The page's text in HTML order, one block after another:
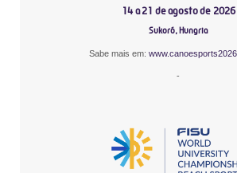
14 a 21 de agosto de 2026
Sukoró, Hungria
Sabe mais em:
-